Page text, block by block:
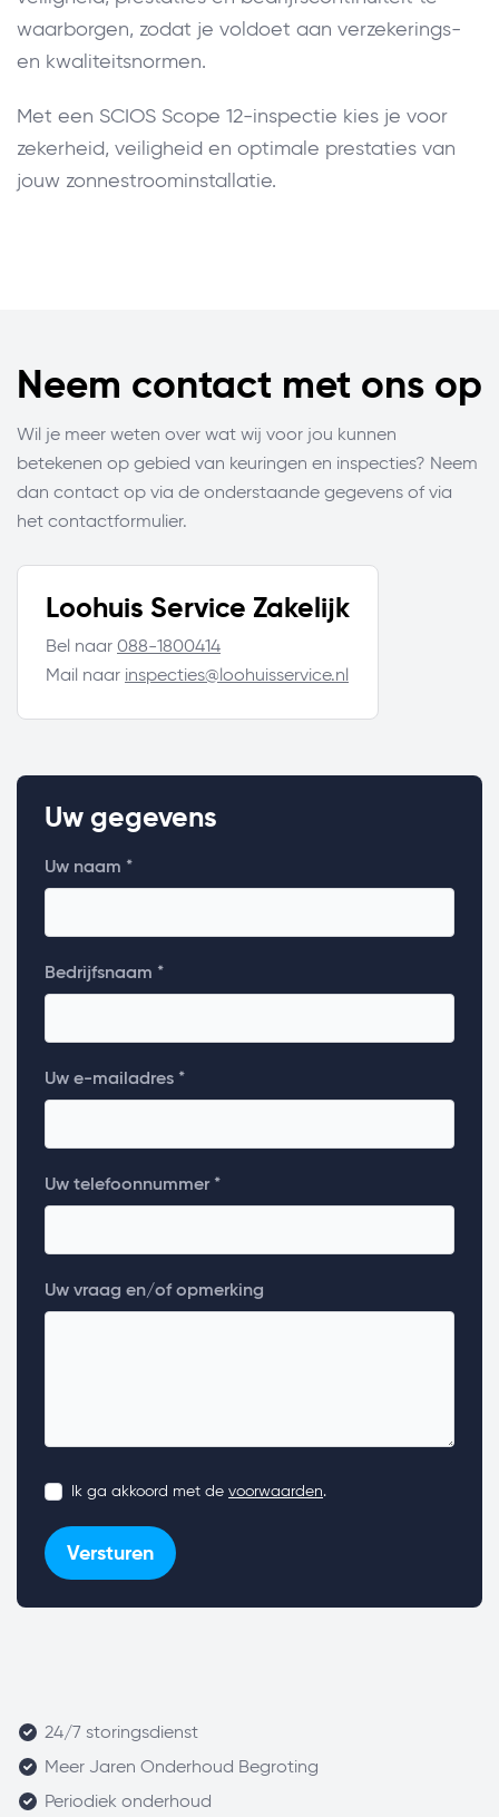
waarborgen, zodat je voldoet aan verzekerings-
en kwaliteitsnormen.
Met een SCIOS Scope 12-inspectie kies je voor
zekerheid, veiligheid en optimale prestaties van
jouw zonnestroominstallatie.
Neem contact met ons op
Wil je meer weten over wat wij voor jou kunnen
betekenen op gebied van keuringen en inspecties? Neem
dan contact op via de onderstaande gegevens of via
het contactformulier.
Loohuis Service Zakelijk
Bel naar 088-1800414
Mail naar inspecties@loohuisservice.nl
Uw gegevens
Uw naam *
Bedrijfsnaam *
Uw e-mailadres *
Uw telefoonnummer *
Uw vraag en/of opmerking
Ik ga akkoord met de voorwaarden.
Versturen
24/7 storingsdienst
Meer Jaren Onderhoud Begroting
Periodiek onderhoud